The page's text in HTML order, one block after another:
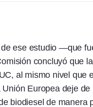
ese estudio —que
concluyó que
al mismo nivel que
Europea deje
biodiesel de manera